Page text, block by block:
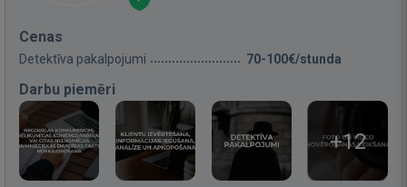
Cenas
Detektīva pakalpojumi 70-100€/stunda
Darbu piemēri
+12